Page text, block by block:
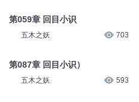
第059章 回目小识
五木之妖 703
第087章 回目小识）
五木之妖 593